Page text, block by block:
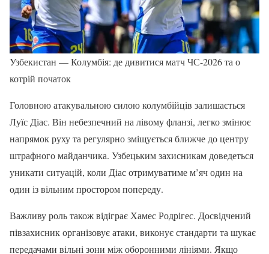
Узбекистан — Колумбія: де дивитися матч ЧС-2026 та о
котрій початок
Головною атакувальною силою колумбійців залишається
Луїс Діас. Він небезпечний на лівому фланзі, легко змінює
напрямок руху та регулярно зміщується ближче до центру
штрафного майданчика. Узбецьким захисникам доведеться
уникати ситуацій, коли Діас отримуватиме м’яч один на
один із вільним простором попереду.
Важливу роль також відіграє Хамес Родрігес. Досвідчений
півзахисник організовує атаки, виконує стандарти та шукає
передачами вільні зони між оборонними лініями. Якщо